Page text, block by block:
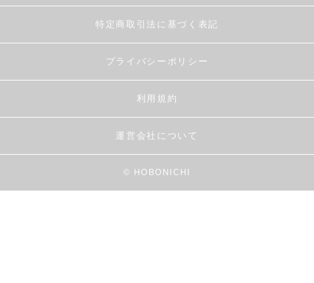
特定商取引法に基づく表記
プライバシーポリシー
利用規約
運営会社について
© HOBONICHI